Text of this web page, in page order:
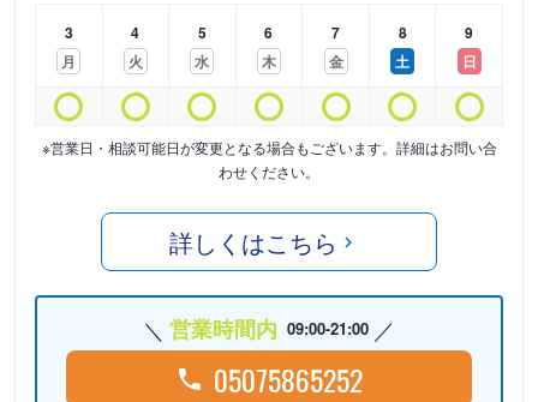
3
月
4
火
5
水
6
木
7
金
8
土
9
日
※営業日・相談可能日が変更となる場合もございます。詳細はお問い合
わせください。
詳しくはこちら
営業時間内 09:00-21:00
05075865252